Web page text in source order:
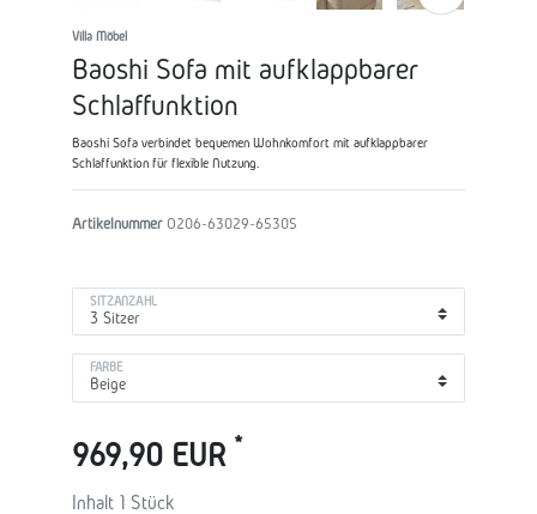
Villa Möbel
Baoshi Sofa mit aufklappbarer
Schlaffunktion
Baoshi Sofa verbindet bequemen Wohnkomfort mit aufklappbarer
Schlaffunktion für flexible Nutzung.
Artikelnummer O206-63029-65305
SITZANZAHL
FARBE
969,90 EUR *
Inhalt 1 Stück